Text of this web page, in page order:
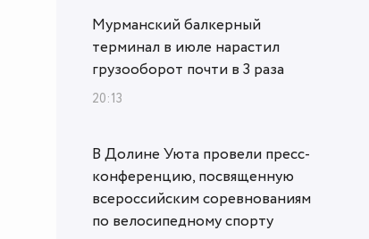
Мурманский балкерный
терминал в июле нарастил
грузооборот почти в 3 раза
20:13
В Долине Уюта провели пресс-
конференцию, посвященную
всероссийским соревнованиям
по велосипедному спорту